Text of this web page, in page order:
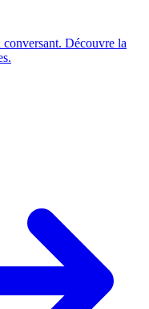
conversant. Découvre la